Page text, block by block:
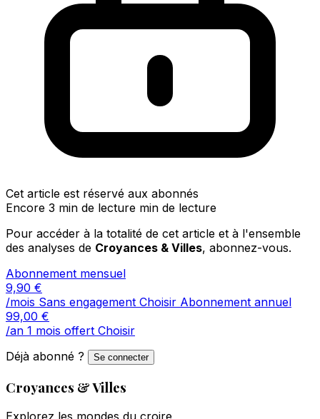
Cet article est réservé aux abonnés
Encore 3 min de lecture min de lecture
Pour accéder à la totalité de cet article et à l'ensemble
des analyses de Croyances & Villes, abonnez-vous.
Abonnement mensuel
9,90 €
/mois Sans engagement Choisir Abonnement annuel
99,00 €
/an 1 mois offert Choisir
Déjà abonné ?
Se connecter
Croyances & Villes